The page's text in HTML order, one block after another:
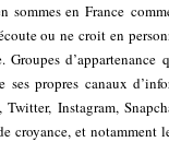
sommes en France
ou ne croit en
Groupes
ses propres canaux
Twitter, Instagram,
croyance, et